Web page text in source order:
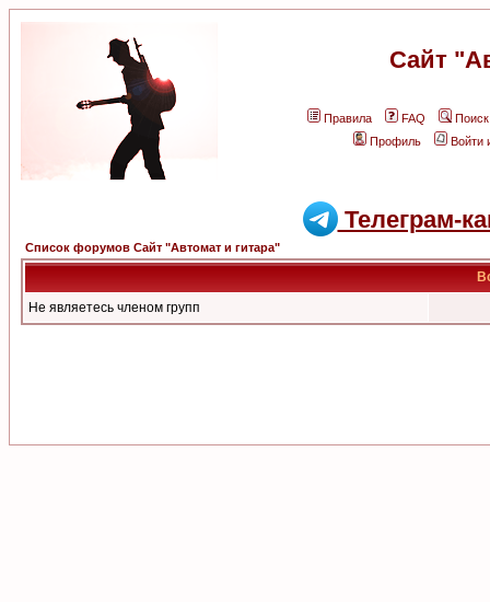
Сайт
Правила FAQ
Поиск
Профиль
Войти
Телеграм-
Список форумов Сайт "Автомат и гитара"
Не являетесь членом групп